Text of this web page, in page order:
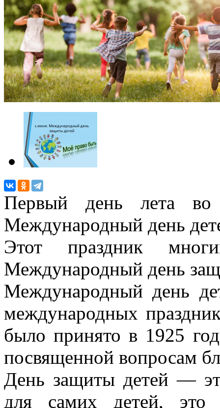
Первый день лета во
Международный день
Этот праздник
Международный день
Международный день
международных
было принято в 1925
посвященной вопросам
День защиты детей —
для самих детей,